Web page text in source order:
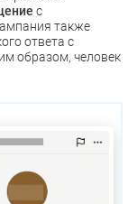
с
также
ответа с
образом, человек